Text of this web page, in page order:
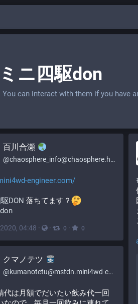
ニ四駆don
You can interact with them if you have
百川合瀬
@chaosphere_info@chaosphere.hostdon.jp
engineer.com/
DON 落ちてます？
04:48 · · 0 · 0
クマノテツ
@kumanotetu@mstdn.mini4wd-engineer.com
代は月額でだいたい飲み代一回